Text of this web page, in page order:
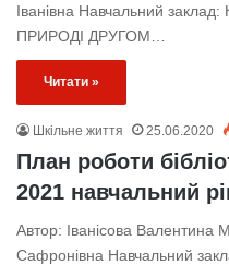
Іванівна Навчальний
ПРИРОДІ ДРУГОМ…
Читати »
Шкільне життя 25.06.2020
План роботи
2021 навчальний
Автор: Іванісова Валентина
Сафронівна Навчальний